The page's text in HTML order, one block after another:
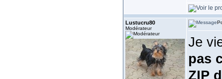
Lustucru80
Modérateur
Je
pas
ZIP